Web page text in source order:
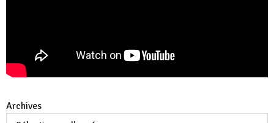
Archives